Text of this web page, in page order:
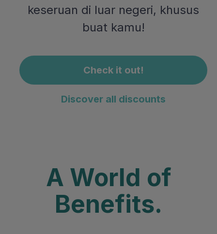
keseruan di luar negeri, khusus
buat kamu!
Check it out!
Discover all discounts
A World of
Benefits.